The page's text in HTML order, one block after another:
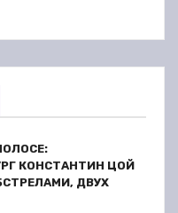
КОНСТАНТИН ЦОЙ
ДВУХ